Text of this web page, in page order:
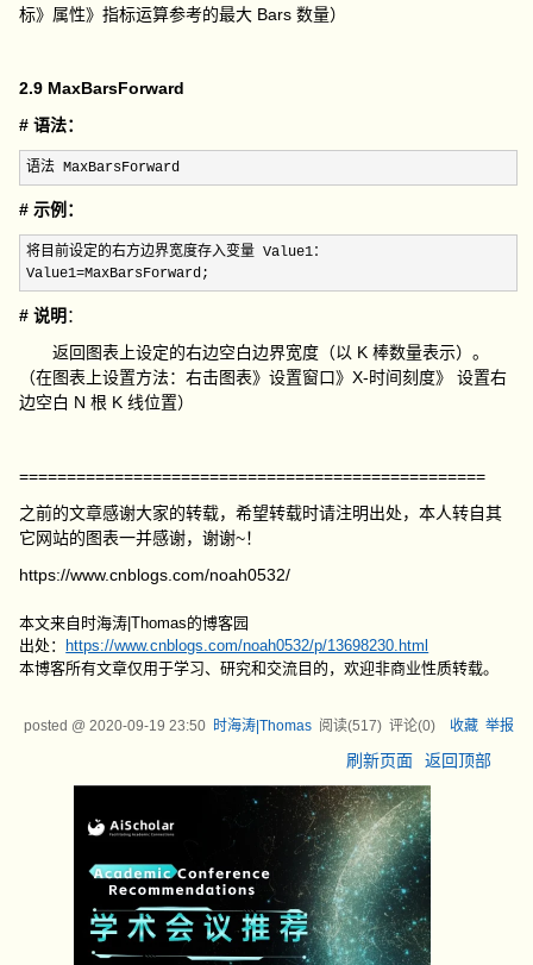
标》属性》指标运算参考的最大 Bars 数量）
2.9 MaxBarsForward
# 语法：
语法 MaxBarsForward
# 示例：
将目前设定的右方边界宽度存入变量 Value1：
Value1=MaxBarsForward;
# 说明 ：
返回图表上设定的右边空白边界宽度（以 K 棒数量表示）。
（在图表上设置方法：右击图表》设置窗口》X-时间刻度》 设置右
边空白 N 根 K 线位置）
=================================================
之前的文章感谢大家的转载，希望转载时请注明出处，本人转自其
它网站的图表一并感谢，谢谢~！
https://www.cnblogs.com/noah0532/
本文来自时海涛|Thomas的博客园
出处：
https://www.cnblogs.com/noah0532/p/13698230.html
本博客所有文章仅用于学习、研究和交流目的，欢迎非商业性质转载。
posted @ 2020-09-19 23:50 时海涛|Thomas阅读(517) 评论(0) 收藏 举报
刷新页面 返回顶部